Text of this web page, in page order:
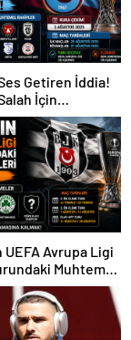
Getiren İddia!
İçin
Sürprizi
UEFA Avrupa Ligi
Muhtemel
Oldu! Avrupa
Eşleşmeler